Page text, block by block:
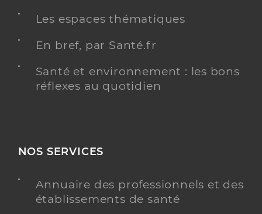
Les espaces thématiques
En bref, par Santé.fr
Santé et environnement : les bons
réflexes au quotidien
NOS SERVICES
Annuaire des professionnels et des
établissements de santé